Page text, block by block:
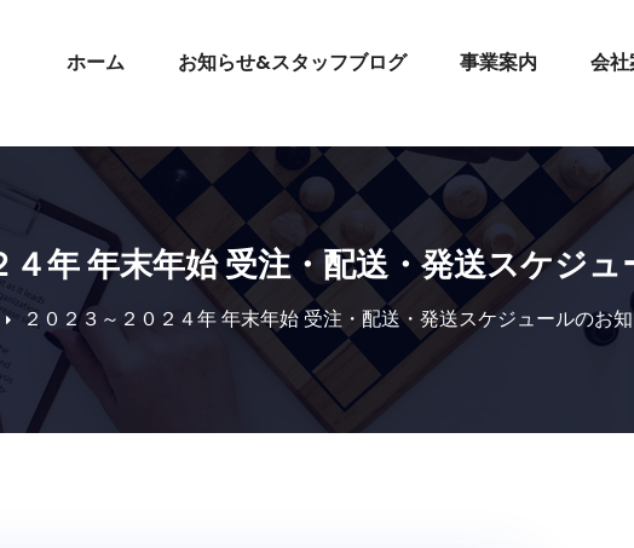
ホーム お知らせ&スタッフブログ 事業案内 会社
４年 年末年始 受注・配送・発送スケジ
２０２３～２０２４年 年末年始 受注・配送・発送スケジュールのお